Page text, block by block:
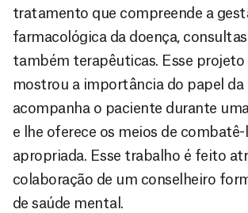
tratamento que compreende a
farmacológica da doença,
também terapêuticas. Esse
mostrou a importância do papel da
acompanha o paciente durante
e lhe oferece os meios de combatê-
apropriada. Esse trabalho é feito
colaboração de um conselheiro
de saúde mental.